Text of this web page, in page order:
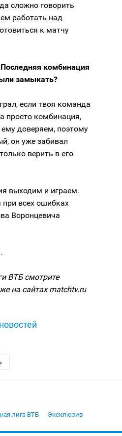
сложно говорить
работать над
к матчу
комбинация
замыкать?
если твоя команда
просто комбинация,
доверяем, поэтому
он уже забивал
верить в его
выходим и играем.
при всех ошибках
Воронцевича
ВТБ смотрите
на сайтах matchtv.ru
лига ВТБ Эксклюзив